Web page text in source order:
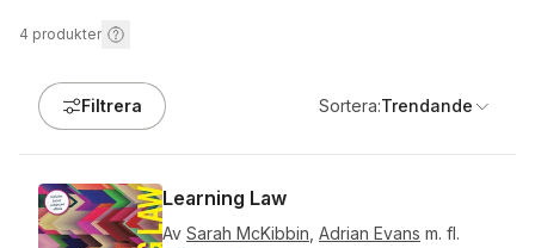
4 produkter
Filtrera Sortera:Trendande
Learning Law
Av Sarah McKibbin Adrian Evans m. fl.